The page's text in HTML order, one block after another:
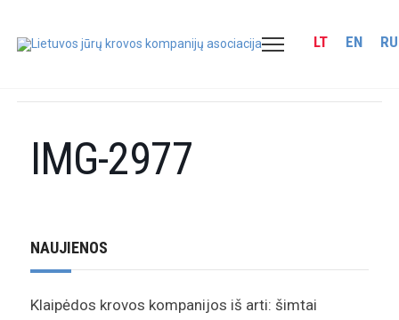
LT EN RU
IMG-2977
NAUJIENOS
Klaipėdos krovos kompanijos iš arti: šimtai